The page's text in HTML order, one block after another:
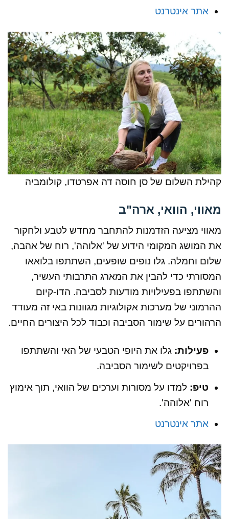
אתר אינטרנט
קהילת השלום של סן חוסה דה אפרטדו, קולומביה
מאווי, הוואי, ארה"ב
מאווי מציעה הזדמנות להתחבר מחדש לטבע ולחקור
את המושג המקומי הידוע של 'אלוהה', רוח של אהבה,
שלום וחמלה. גלו נופים שופעים, השתתפו בלואאו
המסורתי כדי להבין את המארג התרבותי העשיר,
והשתתפו בפעילויות מודעות לסביבה. הדו-קיום
ההרמוני של מערכות אקולוגיות מגוונות באי זה מעודד
הרהורים על שימור הסביבה וכבוד לכל היצורים החיים.
פעילות: גלו את היופי הטבעי של האי והשתתפו
בפרויקטים לשימור הסביבה.
טיפ: למדו על מסורות וערכים של הוואי, תוך אימוץ
רוח 'אלוהה'.
אתר אינטרנט